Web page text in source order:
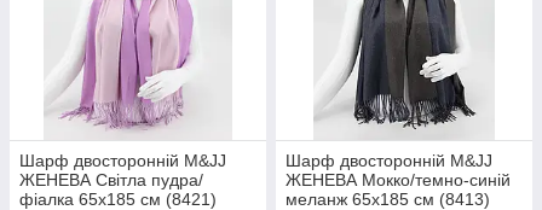
Шарф двосторонній M&JJ
ЖЕНЕВА Світла пудра/
фіалка 65х185 см (8421)
Шарф двосторонній M&JJ
ЖЕНЕВА Мокко/темно-синій
меланж 65х185 см (8413)